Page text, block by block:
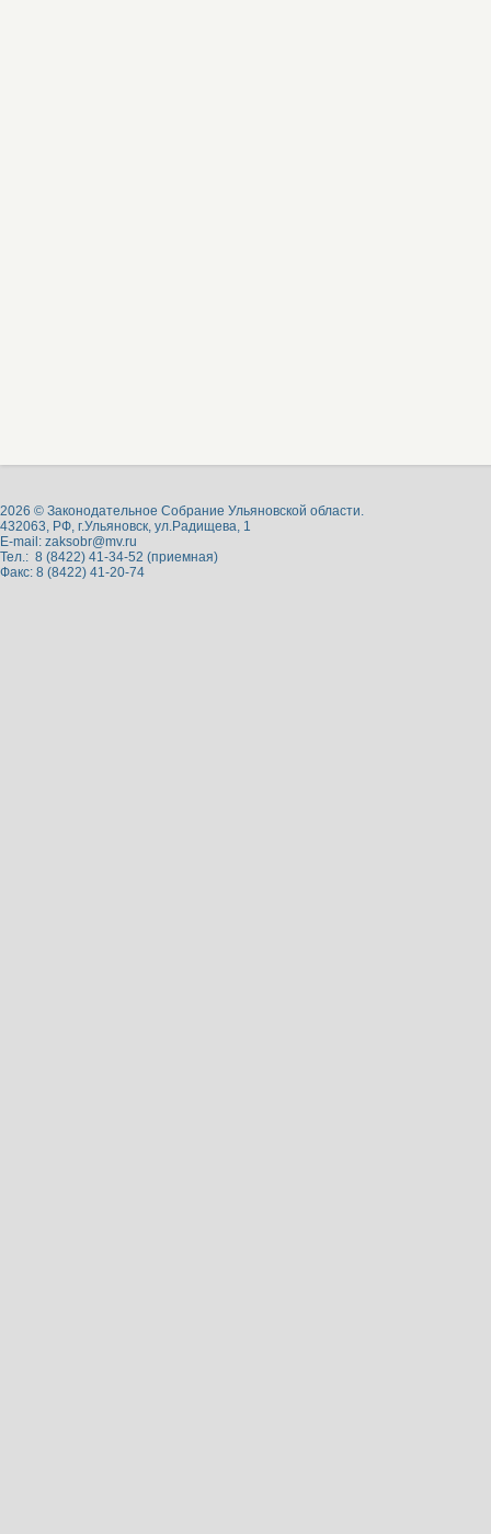
2026 © Законодательное Собрание Ульяновской области.
432063, РФ, г.Ульяновск, ул.Радищева, 1
E-mail: zaksobr@mv.ru
Тел.: 8 (8422) 41-34-52 (приемная)
Факс: 8 (8422) 41-20-74